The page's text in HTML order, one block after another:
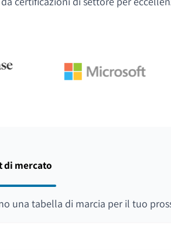
di mercato
una tabella di marcia per il tuo